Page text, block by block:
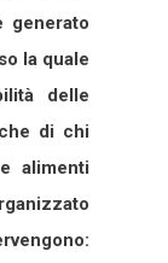
generato
la quale
delle
di chi
alimenti